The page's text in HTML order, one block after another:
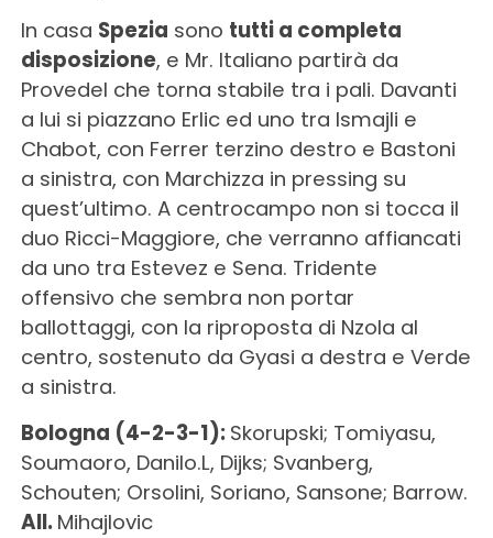
In casa Spezia sono tutti a completa
disposizione, e Mr. Italiano partirà da
Provedel che torna stabile tra i pali. Davanti
a lui si piazzano Erlic ed uno tra Ismajli e
Chabot, con Ferrer terzino destro e Bastoni
a sinistra, con Marchizza in pressing su
quest’ultimo. A centrocampo non si tocca il
duo Ricci-Maggiore, che verranno affiancati
da uno tra Estevez e Sena. Tridente
offensivo che sembra non portar
ballottaggi, con la riproposta di Nzola al
centro, sostenuto da Gyasi a destra e Verde
a sinistra.
Bologna (4-2-3-1): Skorupski; Tomiyasu,
Soumaoro, Danilo.L, Dijks; Svanberg,
Schouten; Orsolini, Soriano, Sansone; Barrow.
All. Mihajlovic